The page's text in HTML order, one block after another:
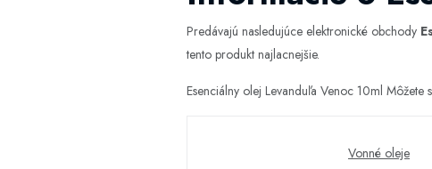
Predávajú nasledujúce elektronické obchody
tento produkt najlacnejšie.
Esenciálny olej Levanduľa Venoc 10ml
Vonné oleje